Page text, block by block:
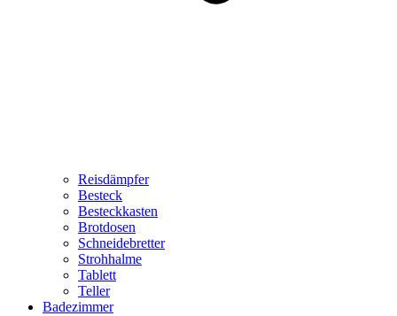
Reisdämpfer
Besteck
Besteckkasten
Brotdosen
Schneidebretter
Strohhalme
Tablett
Teller
Badezimmer